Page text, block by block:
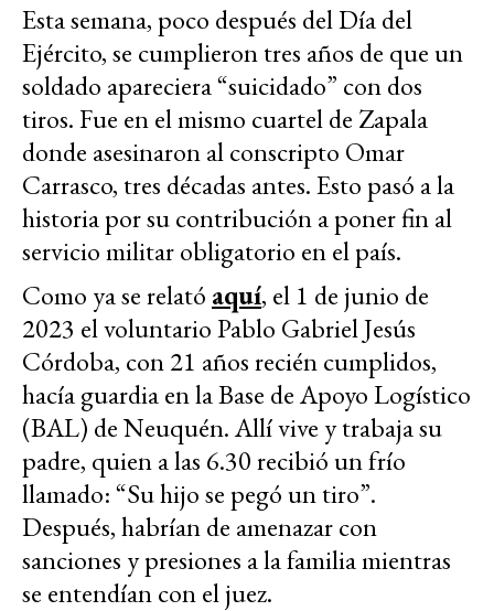
Esta semana, poco después del Día del
Ejército, se cumplieron tres años de que un
soldado apareciera “suicidado” con dos
tiros. Fue en el mismo cuartel de Zapala
donde asesinaron al conscripto Omar
Carrasco, tres décadas antes. Esto pasó a la
historia por su contribución a poner fin al
servicio militar obligatorio en el país.
Como ya se relató aquí, el 1 de junio de
2023 el voluntario Pablo Gabriel Jesús
Córdoba, con 21 años recién cumplidos,
hacía guardia en la Base de Apoyo Logístico
(BAL) de Neuquén. Allí vive y trabaja su
padre, quien a las 6.30 recibió un frío
llamado: “Su hijo se pegó un tiro”.
Después, habrían de amenazar con
sanciones y presiones a la familia mientras
se entendían con el juez.